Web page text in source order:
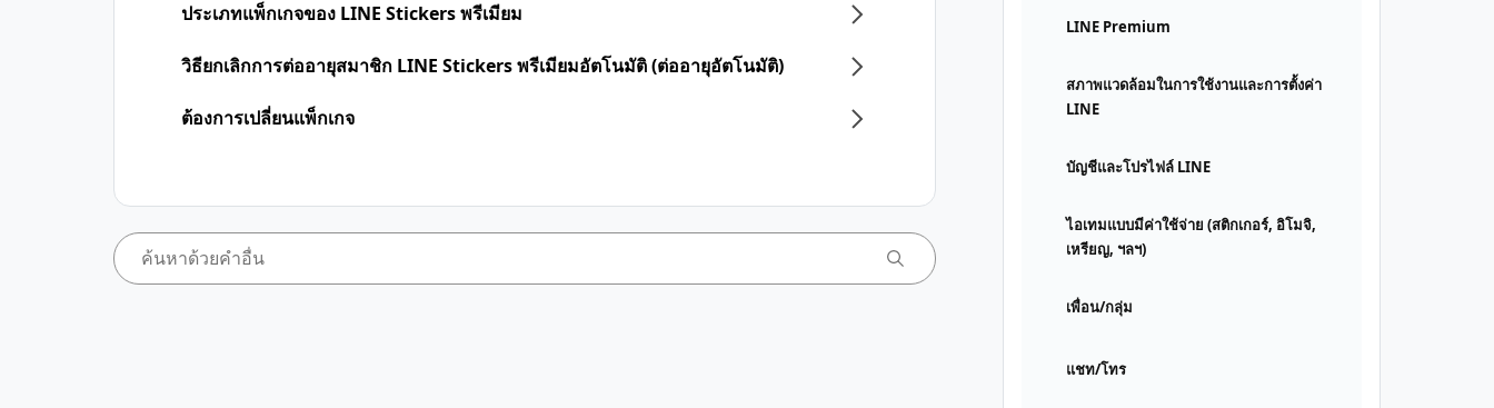
LINE Premium
สภาพแวดล้อมในการใช้งานและการตั้งค่า
LINE
บัญชีและโปรไฟล์ LINE
ไอเทมแบบมีค่าใช้จ่าย (สติกเกอร์, อิโมจิ,
เหรียญ, ฯลฯ)
เพื่อน/กลุ่ม
แชท/โทร
ประเภทแพ็กเกจของ LINE Stickers พรีเมียม
วิธียกเลิกการต่ออายุสมาชิก LINE Stickers พรีเมียมอัตโนมัติ (ต่ออายุอัตโนมัติ)
ต้องการเปลี่ยนแพ็กเกจ